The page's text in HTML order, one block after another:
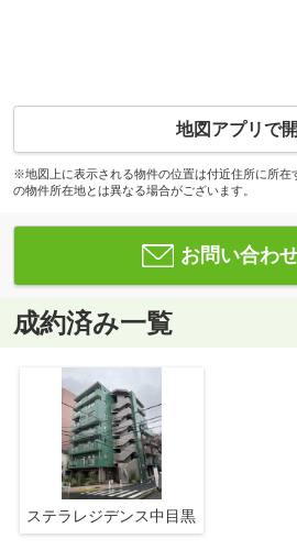
地図アプリで
※地図上に表示される物件の位置は付近住所に所在
の物件所在地とは異なる場合がございます。
お問い合わ
成約済み一覧
ステラレジデンス中目黒